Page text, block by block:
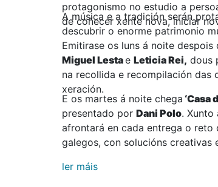
protagonismo no estudio a
de coñecer xente nova, iniciar
A música e a tradición serán
descubrir o enorme patrimonio
Emitirase os luns á noite despois
Miguel Lestae Leticia Rei, dous
na recollida e recompilación das
xeración.
E os martes á noite chega ‘Casa
presentado por Dani Polo. Xunto
afrontará en cada entrega o reto
galegos, con solucións creativas
ler máis